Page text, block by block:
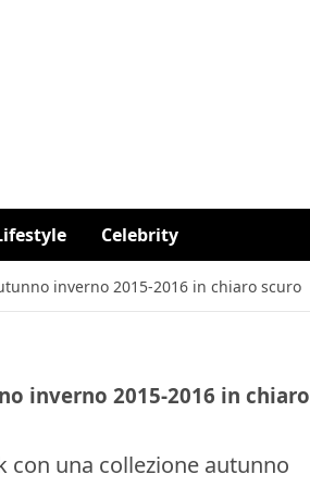
Celebrity
inverno 2015-2016 in chiaro scuro
inverno 2015-2016 in chiaro
con una collezione autunno